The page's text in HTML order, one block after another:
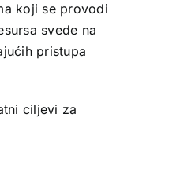
koji se provodi
svede na
pristupa
ciljevi za